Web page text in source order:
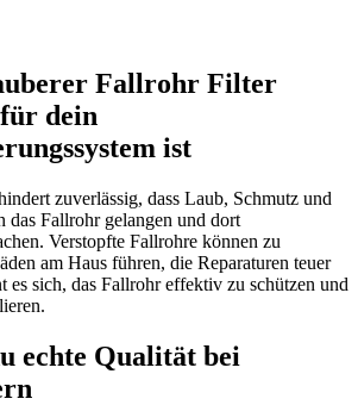
Fallrohr Filter
dein
ist
zuverlässig, dass Laub, Schmutz und
das Fallrohr gelangen und dort
Verstopfte Fallrohre können zu
am Haus führen, die Reparaturen teuer
es sich, das Fallrohr effektiv zu schützen und
echte Qualität bei